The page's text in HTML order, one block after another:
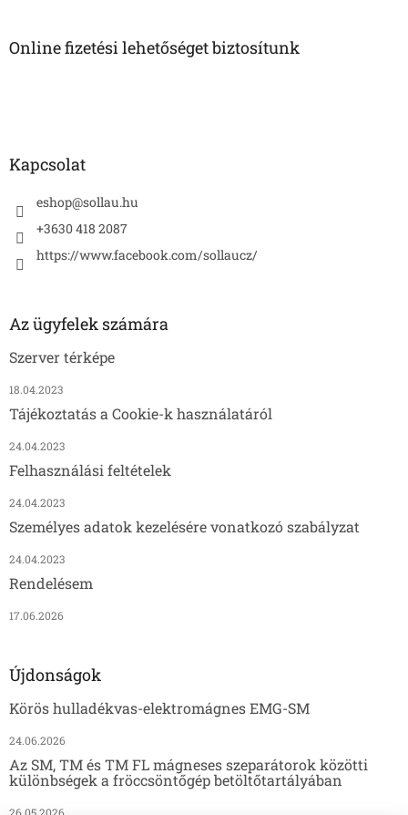
Online fizetési lehetőséget biztosítunk
Kapcsolat
eshop@sollau.hu
+3630 418 2087
https://www.facebook.com/sollaucz/
Az ügyfelek számára
Szerver térképe
18.04.2023
Tájékoztatás a Cookie-k használatáról
24.04.2023
Felhasználási feltételek
24.04.2023
Személyes adatok kezelésére vonatkozó szabályzat
24.04.2023
Rendelésem
17.06.2026
Újdonságok
Körös hulladékvas-elektromágnes EMG-SM
24.06.2026
Az SM, TM és TM FL mágneses szeparátorok közötti
különbségek a fröccsöntőgép betöltőtartályában